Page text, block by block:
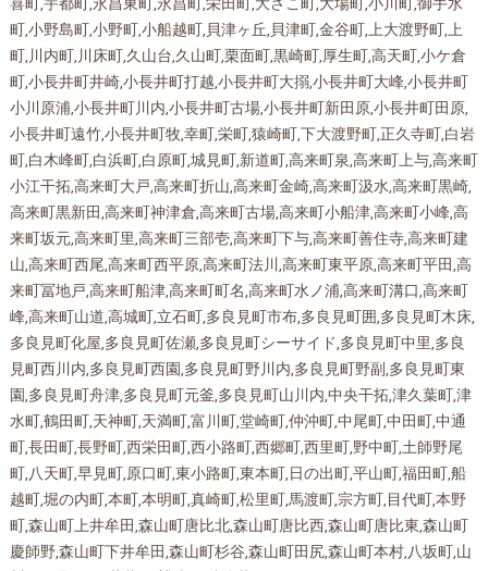
町,小野島町,小野町,小船越町,貝津ヶ丘,貝津町,金谷町,上大渡野町,上
町,川内町,川床町,久山台,久山町,栗面町,黒崎町,厚生町,高天町,小ケ倉
町,小長井町井崎,小長井町打越,小長井町大搦,小長井町大峰,小長井町
小川原浦,小長井町川内,小長井町古場,小長井町新田原,小長井町田原,
小長井町遠竹,小長井町牧,幸町,栄町,猿崎町,下大渡野町,正久寺町,白岩
町,白木峰町,白浜町,白原町,城見町,新道町,高来町泉,高来町上与,高来町
小江干拓,高来町大戸,高来町折山,高来町金崎,高来町汲水,高来町黒崎,
高来町黒新田,高来町神津倉,高来町古場,高来町小船津,高来町小峰,高
来町坂元,高来町里,高来町三部壱,高来町下与,高来町善住寺,高来町建
山,高来町西尾,高来町西平原,高来町法川,高来町東平原,高来町平田,高
来町冨地戸,高来町船津,高来町町名,高来町水ノ浦,高来町溝口,高来町
峰,高来町山道,高城町,立石町,多良見町市布,多良見町囲,多良見町木床,
多良見町化屋,多良見町佐瀬,多良見町シーサイド,多良見町中里,多良
見町西川内,多良見町西園,多良見町野川内,多良見町野副,多良見町東
園,多良見町舟津,多良見町元釜,多良見町山川内,中央干拓,津久葉町,津
水町,鶴田町,天神町,天満町,富川町,堂崎町,仲沖町,中尾町,中田町,中通
町,長田町,長野町,西栄田町,西小路町,西郷町,西里町,野中町,土師野尾
町,八天町,早見町,原口町,東小路町,東本町,日の出町,平山町,福田町,船
越町,堀の内町,本町,本明町,真崎町,松里町,馬渡町,宗方町,目代町,本野
町,森山町上井牟田,森山町唐比北,森山町唐比西,森山町唐比東,森山町
慶師野,森山町下井牟田,森山町杉谷,森山町田尻,森山町本村,八坂町,山